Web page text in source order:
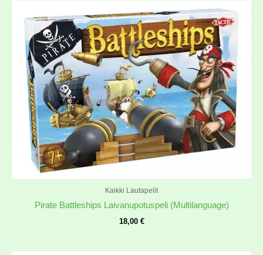
Kaikki Lautapelit
Pirate Battleships Laivanupotuspeli (Multilanguage)
18,00 €